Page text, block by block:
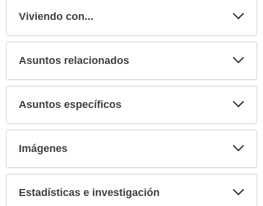
Viviendo con...
Asuntos relacionados
Asuntos específicos
Imágenes
Estadísticas e investigación